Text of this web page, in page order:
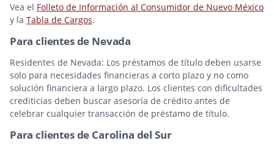
Vea el Folleto de Información al Consumidor de Nuevo México
y la Tabla de Cargos.
Para clientes de Nevada
Residentes de Nevada: Los préstamos de título deben usarse
solo para necesidades financieras a corto plazo y no como
solución financiera a largo plazo. Los clientes con dificultades
crediticias deben buscar asesoría de crédito antes de
celebrar cualquier transacción de préstamo de título.
Para clientes de Carolina del Sur